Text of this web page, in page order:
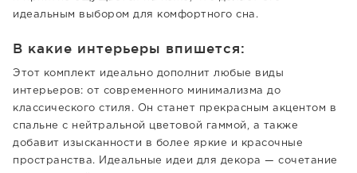
идеальным выбором для комфортного сна.
В какие интерьеры впишется:
Этот комплект идеально дополнит любые виды
интерьеров: от современного минимализма до
классического стиля. Он станет прекрасным акцентом в
спальне с нейтральной цветовой гаммой, а также
добавит изысканности в более яркие и красочные
пространства. Идеальные идеи для декора — сочетание